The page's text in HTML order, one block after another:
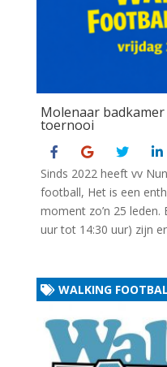
Molenaar
toernooi
Sinds 2022 heeft vv
football, Het is een
moment zo’n 25 leden.
uur tot 14:30 uur) zijn
WALKING